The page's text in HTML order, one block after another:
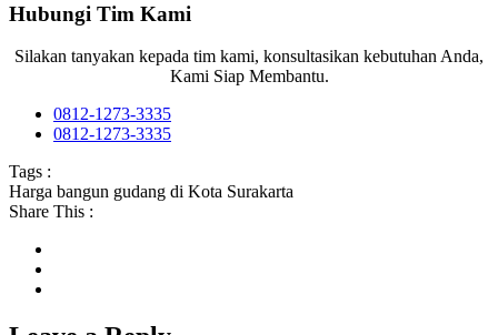
Hubungi Tim Kami
Silakan tanyakan kepada tim kami, konsultasikan kebutuhan Anda,
Kami Siap Membantu.
0812-1273-3335
0812-1273-3335
Tags :
Harga bangun gudang di Kota Surakarta
Share This :